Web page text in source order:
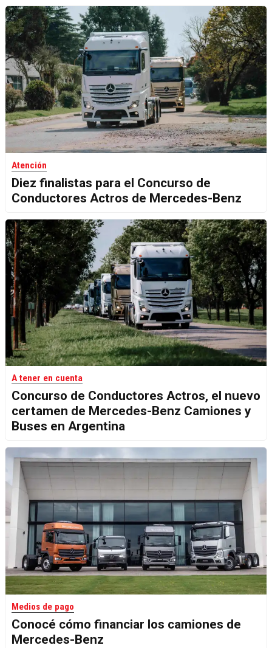
Atención
Diez finalistas para el Concurso de
Conductores Actros de Mercedes-Benz
A tener en cuenta
Concurso de Conductores Actros, el nuevo
certamen de Mercedes-Benz Camiones y
Buses en Argentina
Medios de pago
Conocé cómo financiar los camiones de
Mercedes-Benz